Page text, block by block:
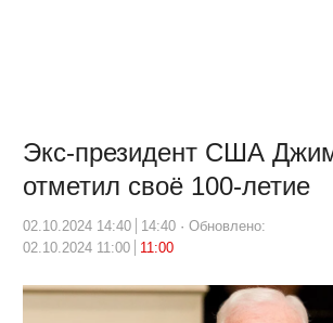
Экс-президент США
отметил своё 100-летие
02.10.2024 14:40 14:40
Обновлено:
02.10.2024 11:00
11:00